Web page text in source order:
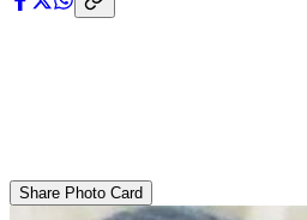
Share Photo Card